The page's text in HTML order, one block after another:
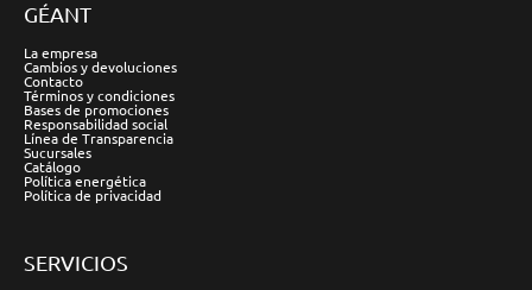
GÉANT
La empresa
Cambios y devoluciones
Contacto
Términos y condiciones
Bases de promociones
Responsabilidad social
Línea de Transparencia
Sucursales
Catálogo
Política energética
Política de privacidad
SERVICIOS